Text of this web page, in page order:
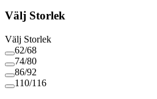
Välj Storlek
Välj Storlek
62/68
74/80
86/92
110/116